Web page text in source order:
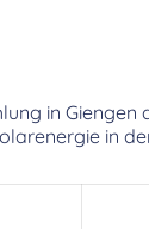
in Giengen
in